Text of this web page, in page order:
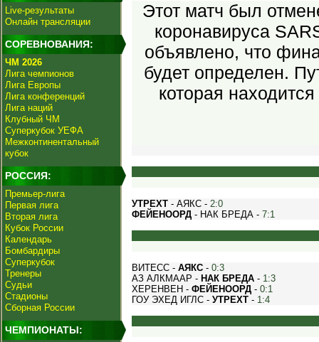
Live-результаты
Онлайн трансляции
СОРЕВНОВАНИЯ:
ЧМ 2026
Лига чемпионов
Лига Европы
Лига конференций
Лига наций
Клубный ЧМ
Суперкубок УЕФА
Межконтинентальный
кубок
РОССИЯ:
Премьер-лига
Первая лига
Вторая лига
Кубок России
Календарь
Бомбардиры
Суперкубок
Тренеры
Судьи
Стадионы
Сборная России
ЧЕМПИОНАТЫ:
Этот матч был
коронавируса
объявлено, что
будет определен.
которая
УТРЕХТ - АЯКС - 2:0
ФЕЙЕНООРД - НАК БРЕДА - 7:1
ВИТЕСС - АЯКС - 0:3
АЗ АЛКМААР - НАК БРЕДА - 1:3
ХЕРЕНВЕН - ФЕЙЕНООРД - 0:1
ГОУ ЭХЕД ИГЛС - УТРЕХТ - 1:4